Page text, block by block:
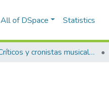
All of DSpace Statistics
Críticos y cronistas musicales